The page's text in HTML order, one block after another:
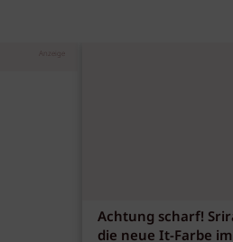
Anzeige
Achtung scharf!
die neue It-Farbe